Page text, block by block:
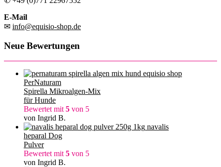
E-Mail
✉ info@equisio-shop.de
Neue Bewertungen
PerNaturam
Spirella Mikroalgen-Mix
für Hunde
Bewertet mit 5 von 5
von Ingrid B.
navalis
heparal Dog
Pulver
Bewertet mit 5 von 5
von Ingrid B.